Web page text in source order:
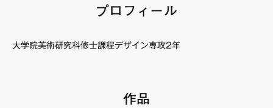
プロフィール
大学院美術研究科修士課程デザイン専攻2年
作品